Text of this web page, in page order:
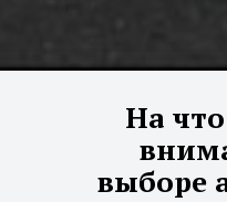
На
выборе